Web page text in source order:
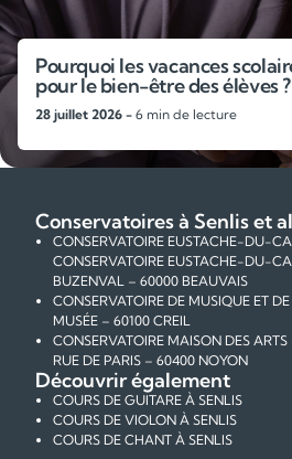
Pourquoi les vacances
pour le bien-être des élèves ?
28 juillet 2026 - 6 min de lecture
Conservatoires à Senlis et
CONSERVATOIRE EUSTACHE-DU-
CONSERVATOIRE EUSTACHE-DU-
BUZENVAL – 60000 BEAUVAIS
CONSERVATOIRE DE MUSIQUE ET
MUSÉE – 60100 CREIL
CONSERVATOIRE MAISON DES
RUE DE PARIS – 60400 NOYON
Découvrir également
COURS DE GUITARE À SENLIS
COURS DE VIOLON À SENLIS
COURS DE CHANT À SENLIS